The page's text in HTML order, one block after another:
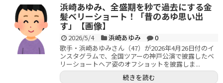
浜崎あゆみ、全盛期を秒で過去にする金
髪ベリーショート！「昔のあゆ思い出
す」【画像】
2026/5/4 浜崎あゆみ
0
歌手・浜崎あゆみさん（47）が2026年4月26日付のイ
ンスタグラムで、全国ツアーの神戸公演で披露したベ
リーショートヘア姿のオフショットを披露しま...
続きを読む